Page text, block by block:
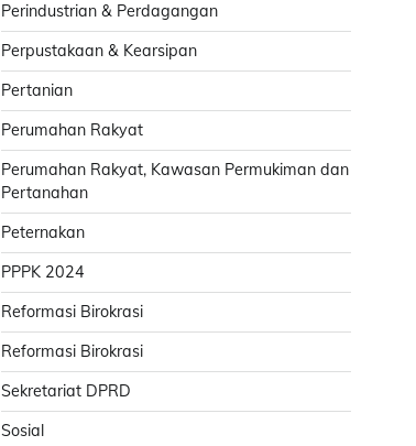
Perindustrian & Perdagangan
Perpustakaan & Kearsipan
Pertanian
Perumahan Rakyat
Perumahan Rakyat, Kawasan Permukiman dan
Pertanahan
Peternakan
PPPK 2024
Reformasi Birokrasi
Reformasi Birokrasi
Sekretariat DPRD
Sosial